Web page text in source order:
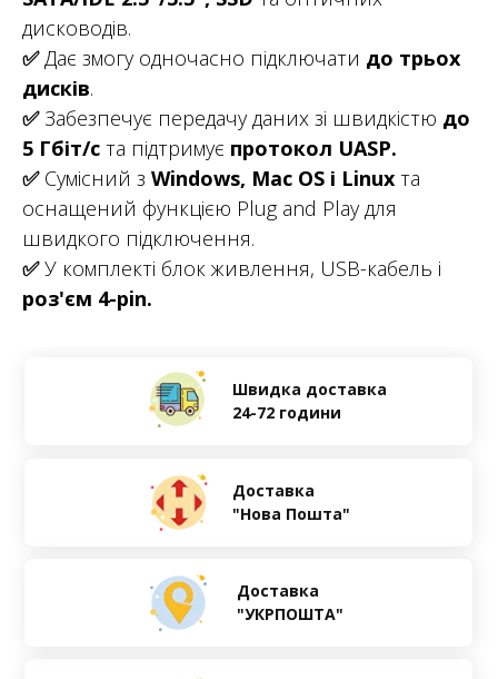
дисководів.
✅Дає змогу одночасно підключати до трьох
дисків.
✅Забезпечує передачу даних зі швидкістю до
5 Гбіт/с та підтримує протокол UASP.
✅Сумісний з Windows, Mac OS і Linux та
оснащений функцією Plug and Play для
швидкого підключення.
✅У комплекті блок живлення, USB-кабель і
роз'єм 4-pin.
Швидка доставка
24-72 години
Доставка
"Нова Пошта"
Доставка
"УКРПОШТА"